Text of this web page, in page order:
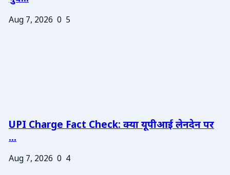
Aug 7, 2026 0 5
UPI Charge Fact Check: क्या यूपीआई लेनदेन पर
...
Aug 7, 2026 0 4